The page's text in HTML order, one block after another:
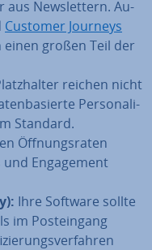
aus News­let­tern. Au­
Customer Journeys
großen Teil der
reichen nicht
Per­so­na­li­
Standard.
Öff­nungs­ra­ten
und En­ga­ge­ment
Ihre Software sollte
im Post­ein­gang